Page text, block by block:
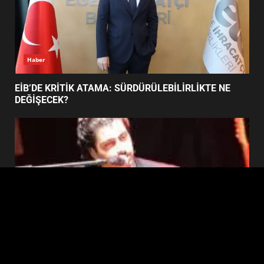
6
TURNUVASI KAYITLARI NEYİ
DEĞİŞTİRİYOR?
BURHANİYE BELEDİYESPOR’DA
YENİ YÖNETİM NASIL
Haber
EİB’DE KRİTİK ATAMA: SÜRDÜRÜLEBİLİRLİKTE NE
DEĞİŞECEK?